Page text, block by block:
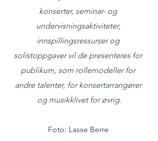
konserter, seminar- og
undervisningsaktiviteter,
innspillingsressurser og
solistoppgaver vil de presenteres for
publikum, som rollemodeller for
andre talenter, for konsertarrangører
og musikklivet for øvrig.
Foto: Lasse Berre